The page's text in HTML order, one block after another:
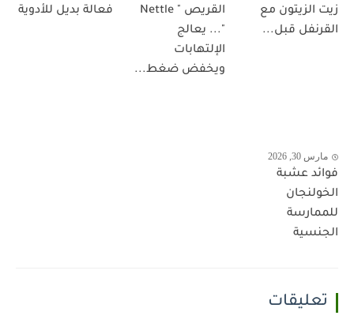
زيت الزيتون مع
القرنفل قبل...
القريص " Nettle
"... يعالج
الإلتهابات
ويخفض ضغط...
فعالة بديل للأدوية
مارس 30, 2026
فوائد عشبة
الخولنجان
للممارسة
الجنسية
تعليقات